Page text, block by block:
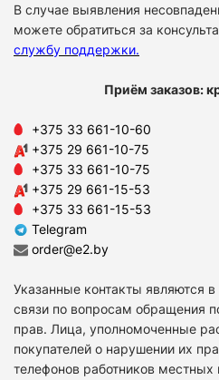
В случае выявления
можете обратиться за
службу поддержки.
Приём заказов:
+375 33 661-10-60
+375 29 661-10-75
+375 33 661-10-75
+375 29 661-15-53
+375 33 661-15-53
Telegram
order@e2.by
Указанные контакты являются
связи по вопросам обращения
прав. Лица, уполномоченные
покупателей о нарушении их
телефонов работников местных